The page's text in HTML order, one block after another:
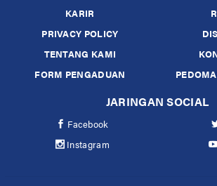
KARIR
PRIVACY POLICY
TENTANG KAMI
FORM PENGADUAN
JARINGAN SOCIAL
Facebook
Instagram